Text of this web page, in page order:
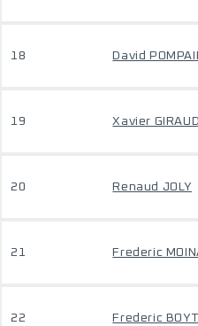
18 David
19 Xavier
20 Renaud JOLY
21 Frederic
22 Frederic